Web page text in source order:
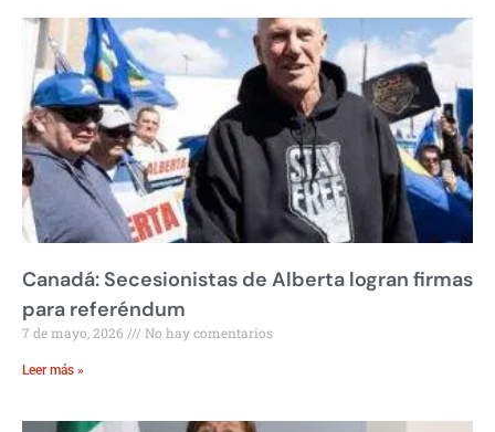
Canadá: Secesionistas de Alberta logran firmas
para referéndum
7 de mayo, 2026 No hay comentarios
Leer más »